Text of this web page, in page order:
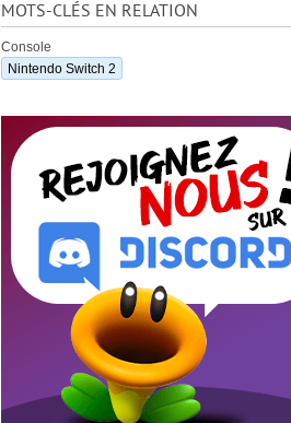
MOTS-CLÉS EN RELATION
Console
Nintendo Switch 2